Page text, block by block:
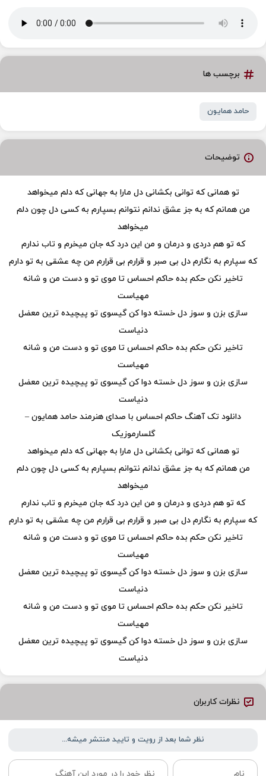
برچسب ها
حامد همایون
توضیحات
تو همانی که توانی بکشانی دل مارا به جهانی که دلم میخواهد
من همانم که به جز عشق ندانم نتوانم بسپارم به کسی دل چون دلم
میخواهد
که تو هم دردی و درمان و من این درد که جان میخرم و تاب ندارم
که سپارم به نگارم دل بی صبر و قرارم بی قرارم من چه عشقی به تو دارم
تاخیر نکن حکم بده حاکم احساس تا موی تو و دست من و شانه
مهیاست
سازی بزن و سوز دل خسته دوا کن گیسوی تو پیچیده ترین معضل
دنیاست
تاخیر نکن حکم بده حاکم احساس تا موی تو و دست من و شانه
مهیاست
سازی بزن و سوز دل خسته دوا کن گیسوی تو پیچیده ترین معضل
دنیاست
دانلود تک آهنگ حاکم احساس با صدای هنرمند حامد همایون –
گلسارموزیک
تو همانی که توانی بکشانی دل مارا به جهانی که دلم میخواهد
من همانم که به جز عشق ندانم نتوانم بسپارم به کسی دل چون دلم
میخواهد
که تو هم دردی و درمان و من این درد که جان میخرم و تاب ندارم
که سپارم به نگارم دل بی صبر و قرارم بی قرارم من چه عشقی به تو دارم
تاخیر نکن حکم بده حاکم احساس تا موی تو و دست من و شانه
مهیاست
سازی بزن و سوز دل خسته دوا کن گیسوی تو پیچیده ترین معضل
دنیاست
تاخیر نکن حکم بده حاکم احساس تا موی تو و دست من و شانه
مهیاست
سازی بزن و سوز دل خسته دوا کن گیسوی تو پیچیده ترین معضل
دنیاست
نظرات کاربران
نظر شما بعد از رویت و تایید منتشر میشه...